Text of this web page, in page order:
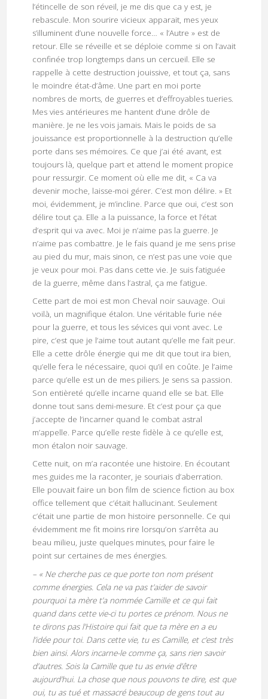
l’étincelle de son réveil, je me dis que ca y est, je
rebascule. Mon sourire vicieux apparait, mes yeux
s’illuminent d’une nouvelle force… « l’Autre » est de
retour. Elle se réveille et se déploie comme si on l’avait
confinée trop longtemps dans un cercueil. Elle se
rappelle à cette destruction jouissive, et tout ça, sans
le moindre état-d’âme. Une part en moi porte
nombres de morts, de guerres et d’effroyables tueries.
Mes vies antérieures me hantent d’une drôle de
manière. Je ne les vois jamais. Mais le poids de sa
jouissance est proportionnelle à la destruction qu’elle
porte dans ses mémoires. Ce que j’ai été avant, est
toujours là, quelque part et attend le moment propice
pour ressurgir. Ce moment où elle me dit, « Ca va
devenir moche, laisse-moi gérer. C’est mon délire. » Et
moi, évidemment, je m’incline. Parce que oui, c’est son
délire tout ça. Elle a la puissance, la force et l’état
d’esprit qui va avec. Moi je n’aime pas la guerre. Je
n’aime pas combattre. Je le fais quand je me sens prise
au pied du mur, mais sinon, ce n’est pas une voie que
je veux pour moi. Pas dans cette vie. Je suis fatiguée
de la guerre, même dans l’astral, ça me fatigue.
Cette part de moi est mon Cheval noir sauvage. Oui
voilà, un magnifique étalon. Une véritable furie née
pour la guerre, et tous les sévices qui vont avec. Le
pire, c’est que je l’aime tout autant qu’elle me fait peur.
Elle a cette drôle énergie qui me dit que tout ira bien,
qu’elle fera le nécessaire, quoi qu’il en coûte. Je l’aime
parce qu’elle est un de mes piliers. Je sens sa passion.
Son entièreté qu’elle incarne quand elle se bat. Elle
donne tout sans demi-mesure. Et c’est pour ça que
j’accepte de l’incarner quand le combat astral
m’appelle. Parce qu’elle reste fidèle à ce qu’elle est,
mon étalon noir sauvage.
Cette nuit, on m’a racontée une histoire. En écoutant
mes guides me la raconter, je souriais d’aberration.
Elle pouvait faire un bon film de science fiction au box
office tellement que c’était hallucinant. Seulement
c’était une partie de mon histoire personnelle. Ce qui
évidemment me fit moins rire lorsqu’on s’arrêta au
beau milieu, juste quelques minutes, pour faire le
point sur certaines de mes énergies.
– « Ne cherche pas ce que porte ton nom présent
comme énergies. Cela ne va pas t’aider de savoir
pourquoi ta mère t’a nommée Camille et ce qui fait
quand dans cette vie-ci tu portes ce prénom. Nous ne
te dirons pas l’Histoire qui fait que ta mère en a eu
l’idée pour toi. Dans cette vie, tu es Camille, et c’est très
bien ainsi. Alors incarne-le comme ça, sans rien savoir
d’autres. Sois la Camille que tu as envie d’être
aujourd’hui. La chose que nous pouvons te dire, est que
oui, tu as tué et massacré beaucoup de gens tout au